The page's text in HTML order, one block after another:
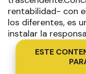
rentabilidad- con
los diferentes, es
instalar la
ESTE